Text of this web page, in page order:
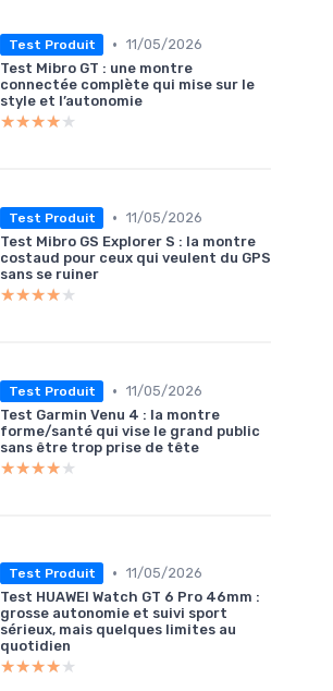
Test Produit • 11/05/2026
Test Mibro GT : une montre
connectée complète qui mise sur le
style et l’autonomie
★★★★★
★★★★★
Test Produit • 11/05/2026
Test Mibro GS Explorer S : la montre
costaud pour ceux qui veulent du GPS
sans se ruiner
★★★★★
★★★★★
Test Produit • 11/05/2026
Test Garmin Venu 4 : la montre
forme/santé qui vise le grand public
sans être trop prise de tête
★★★★★
★★★★★
Test Produit • 11/05/2026
Test HUAWEI Watch GT 6 Pro 46mm :
grosse autonomie et suivi sport
sérieux, mais quelques limites au
quotidien
★★★★★
★★★★★